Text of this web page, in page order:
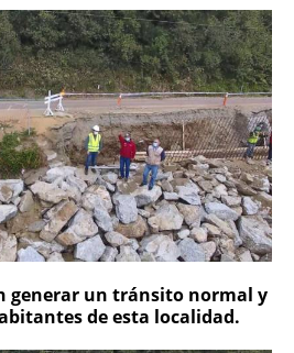
generar un tránsito normal y
de esta localidad.